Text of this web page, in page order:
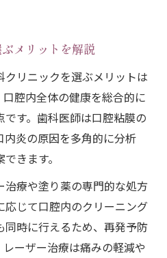
メリットを解説
リニックを選ぶメリットは
腔内全体の健康を総合的に
す。歯科医師は口腔粘膜の
炎の原因を多角的に分析
きます。
治療や塗り薬の専門的な処方
じて口腔内のクリーニング
時に行えるため、再発予防
ーザー治療は痛みの軽減や